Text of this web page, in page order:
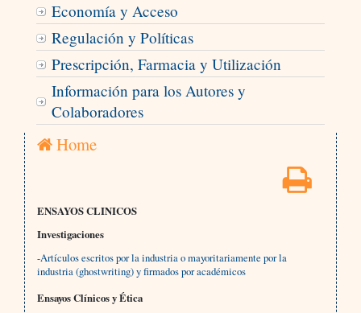
Economía y Acceso
Regulación y Políticas
Prescripción, Farmacia y Utilización
Información para los Autores y
Colaboradores
Home
ENSAYOS CLINICOS
Investigaciones
-Artículos escritos por la industria o mayoritariamente por la
industria (ghostwriting) y firmados por académicos
Ensayos Clínicos y Ética